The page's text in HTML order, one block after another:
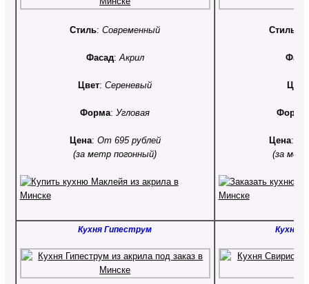
Стиль:Современный
Фасад:Акрил
Цвет:Сереневый
Форма:Угловая
Цена: От 695 рублей
(за метр погонный)
Стиль
Цвет
Форма
Цена:
(за
Кухня Гипеструм Кухня